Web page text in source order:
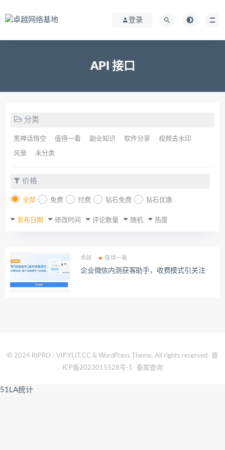
登录
API 接口
分类
黑神话悟空 值得一看 副业知识 软件分享 视频去水印
风景 未分类
价格
全部 免费 付费 钻石免费 钻石优惠
发布日期 修改时间 评论数量 随机 热度
卓越 值得一看
企业微信内测获客助手，收费模式引关注
© 2024 RIPRO - VIP.YLIT.CC & WordPress Theme. All rights reserved
晋
ICP备2023015528号-1
备案查询
51LA统计